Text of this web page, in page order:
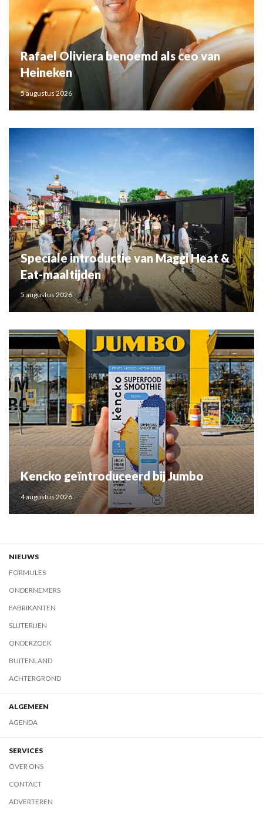
Rafael Oliviera benoemd als ceo van
Heineken
5 augustus 2026
Speciale introductie van Maggi Heat &
Eat-maaltijden
5 augustus 2026
Kencko geïntroduceerd bij Jumbo
4 augustus 2026
NIEUWS
FORMULES
ONDERNEMERS
FABRIKANTEN
SLIJTERIJEN
ONDERZOEK
BUITENLAND
ACHTERGROND
ALGEMEEN
AGENDA
SERVICES
OVER ONS
CONTACT
ADVERTEREN